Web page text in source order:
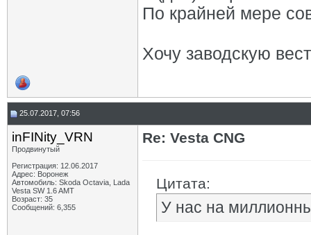
По крайней мере
Хочу заводскую
25.07.2017, 07:56
inFINity_VRN
Продвинутый
Регистрация: 12.06.2017
Адрес: Воронеж
Автомобиль: Skoda Octavia, Lada
Vesta SW 1.6 AMT
Возраст: 35
Сообщений: 6,355
Re: Vesta CNG
Цитата:
У нас на